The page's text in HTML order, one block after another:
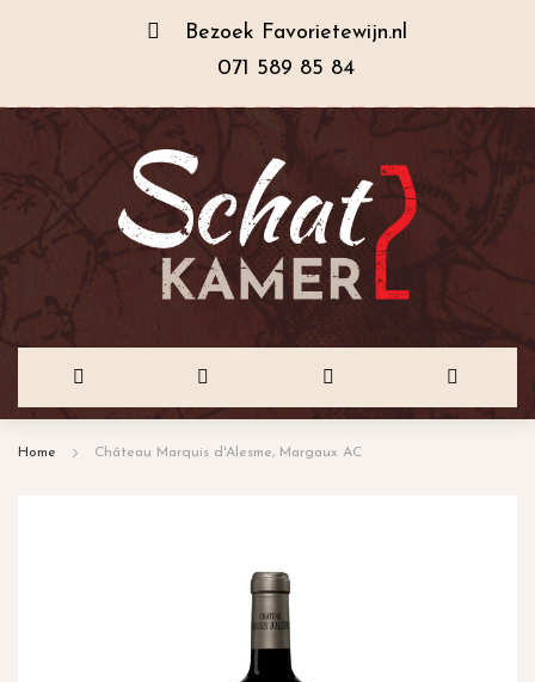
Bezoek Favorietewijn.nl
071 589 85 84
Home Château Marquis d'Alesme, Margaux AC